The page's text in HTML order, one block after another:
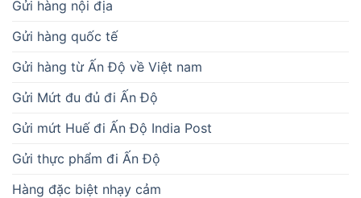
Gửi hàng nội địa
Gửi hàng quốc tế
Gửi hàng từ Ấn Độ về Việt nam
Gửi Mứt đu đủ đi Ấn Độ
Gửi mứt Huế đi Ấn Độ India Post
Gửi thực phẩm đi Ấn Độ
Hàng đặc biệt nhạy cảm